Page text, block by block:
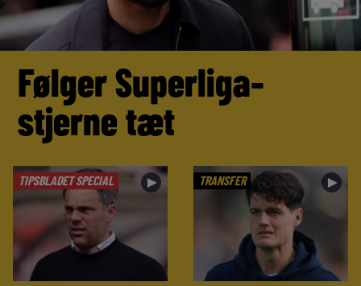
Følger Superliga-
stjerne tæt
TIPSBLADET SPECIAL ► TRANSFER ►